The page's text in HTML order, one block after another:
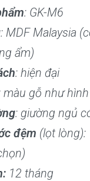
: GK-M6
: MDF Malaysia
ẩm)
: hiện đại
màu gỗ như
: giường ngủ
đệm (lọt
12 tháng